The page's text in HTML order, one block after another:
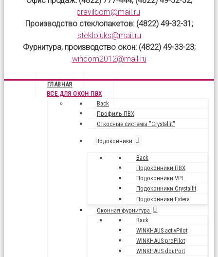
pravildom@mail.ru
Производство стеклопакетов: (4822) 49-32-31;
stekloluks@mail.ru
Фурнитура, производство окон: (4822) 49-33-23;
wincom2012@mail.ru
ГЛАВНАЯ
ВСЕ ДЛЯ ОКОН ПВХ
Back
Профиль ПВХ
Откосные системы "Crystallit"
Подоконники
Back
Подоконники ПВХ
Подоконники VPL
Подоконники Crystallit
Подоконники Estera
Оконная фурнитура
Back
WINKHAUS activPilot
WINKHAUS proPilot
WINKHAUS douPort